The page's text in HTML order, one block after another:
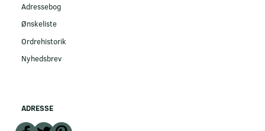
Adressebog
Ønskeliste
Ordrehistorik
Nyhedsbrev
ADRESSE